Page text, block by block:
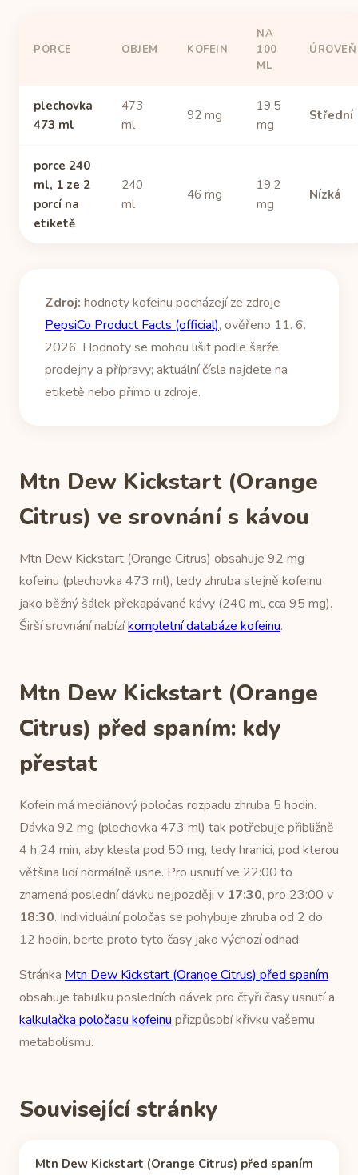
PORCE OBJEM KOFEIN
NA
100
ML
ÚROVEŇ
plechovka
473 ml
473
ml
92 mg
19,5
mg
Střední
porce 240
ml, 1 ze 2
porcí na
etiketě
240
ml
46 mg
19,2
mg
Nízká
Zdroj: hodnoty kofeinu pocházejí ze zdroje
PepsiCo Product Facts (official), ověřeno 11. 6.
2026. Hodnoty se mohou lišit podle šarže,
prodejny a přípravy; aktuální čísla najdete na
etiketě nebo přímo u zdroje.
Mtn Dew Kickstart (Orange
Citrus) ve srovnání s kávou
Mtn Dew Kickstart (Orange Citrus) obsahuje 92 mg
kofeinu (plechovka 473 ml), tedy zhruba stejně kofeinu
jako běžný šálek překapávané kávy (240 ml, cca 95 mg).
Širší srovnání nabízíkompletní databáze kofeinu.
Mtn Dew Kickstart (Orange
Citrus) před spaním: kdy
přestat
Kofein má mediánový poločas rozpadu zhruba 5 hodin.
Dávka 92 mg (plechovka 473 ml) tak potřebuje přibližně
4 h 24 min, aby klesla pod 50 mg, tedy hranici, pod kterou
většina lidí normálně usne. Pro usnutí ve 22:00 to
znamená poslední dávku nejpozději v 17:30, pro 23:00 v
18:30. Individuální poločas se pohybuje zhruba od 2 do
12 hodin, berte proto tyto časy jako výchozí odhad.
Stránka Mtn Dew Kickstart (Orange Citrus) před spaním
obsahuje tabulku posledních dávek pro čtyři časy usnutí a
kalkulačka poločasu kofeinu přizpůsobí křivku vašemu
metabolismu.
Související stránky
Mtn Dew Kickstart (Orange Citrus) před spaním